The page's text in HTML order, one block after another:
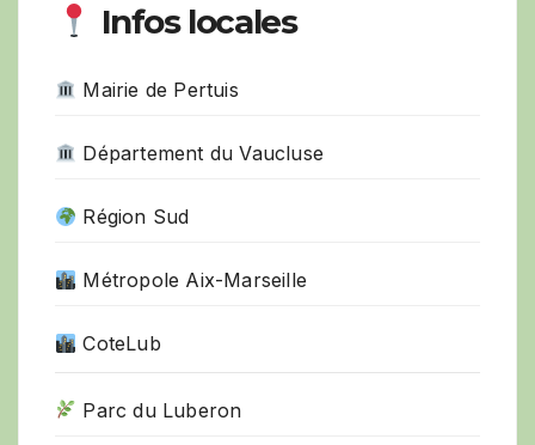
Infos locales
Mairie de Pertuis
Département du Vaucluse
Région Sud
Métropole Aix-Marseille
CoteLub
Parc du Luberon